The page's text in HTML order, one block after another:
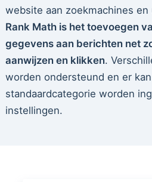
website aan zoekmachines
Rank Math is het toevoegen
gegevens aan berichten net
aanwijzen en klikken.
worden ondersteund en er
standaardcategorie worden
instellingen.